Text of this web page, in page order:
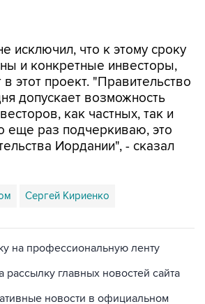
этот проект. "Правительство
допускает возможность
как частных, так и
еще раз подчеркиваю, это
Иордании", - сказал
рассылку главных новостей сайта
новости в официальном